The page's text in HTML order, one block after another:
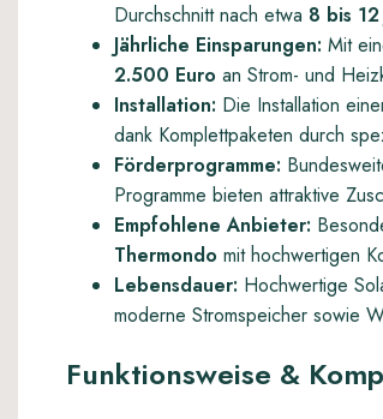
Durchschnitt nach etwa 8 bis 12
Jährliche Einsparungen: Mit
2.500 Euro an Strom- und
Installation: Die Installation
dank Komplettpaketen durch
Förderprogramme:
Programme bieten attraktive
Empfohlene Anbieter:
Thermondo mit hochwertigen
Lebensdauer: Hochwertige
moderne Stromspeicher sowie
Funktionsweise &